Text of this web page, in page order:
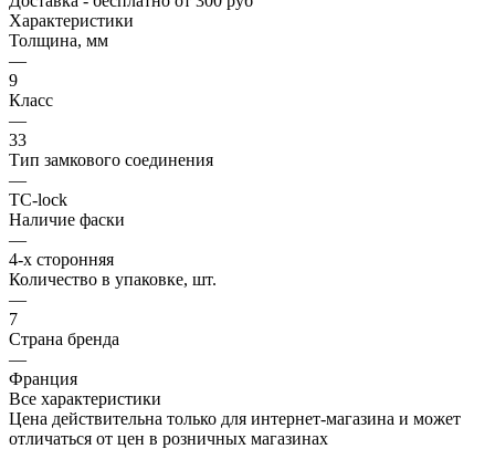
Характеристики
Толщина, мм
—
9
Класс
—
33
Тип замкового соединения
—
TC-lock
Наличие фаски
—
4-х сторонняя
Количество в упаковке, шт.
—
7
Страна бренда
—
Франция
Все характеристики
Цена действительна только для интернет-магазина и может
отличаться от цен в розничных магазинах